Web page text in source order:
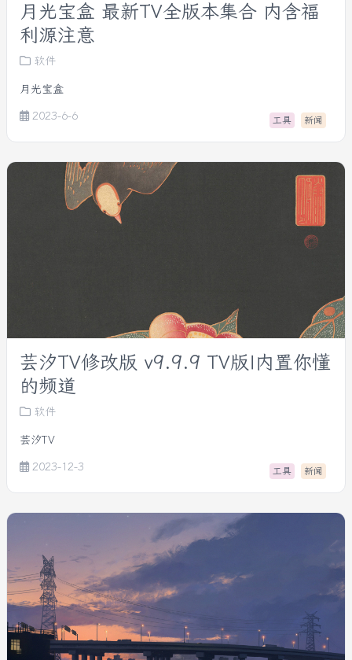
月光宝盒 最新TV全版本集合 内含福
利源注意
软件
月光宝盒
2023-6-6
工具 新闻
芸汐TV修改版 v9.9.9 TV版|内置你懂
的频道
软件
芸汐TV
2023-12-3
工具 新闻